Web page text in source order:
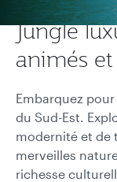
Jungle
animés
Embarquez
du Sud-Est.
modernité et de
merveilles
richesse